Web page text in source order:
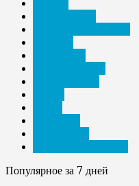
Популярное за 7 дней